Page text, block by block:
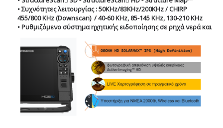
•Συχνότητεςλειτουργίας: 50KHz/83KHz/200KHz / CHIRP
455/800 KHz (Downscan) / 40-60 KHz, 85-145 KHz, 130-210 KHz
•Ρυθμιζόμενοσύστημαηχητικής ειδοποίησηςσερηχάνεράκαι